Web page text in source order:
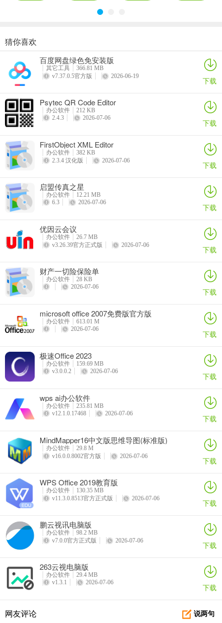
EXCEL必备工具箱
详情
启信宝
详情
procepool流程建模系统
恒源好用订单管理系统
猜你喜欢
百度网盘绿色免安装版
其它工具
366.81 MB
v7.37.0.5官方版
2026-06-19 下载
Psytec QR Code Editor
办公软件
212 KB
2.4.3
2026-07-06 下载
FirstObject XML Editor
办公软件
382 KB
2.3.4 汉化版
2026-07-06 下载
启盟传真之星
办公软件
12.21 MB
6.3
2026-07-06 下载
优因云会议
办公软件
26.7 MB
v3.26.39官方正式版
2026-07-06 下载
财产一切险保险单
办公软件
28 KB
2026-07-06
下载
microsoft office 2007免费版官方版
办公软件
613.01 M
2026-07-06
下载
极速Office 2023
办公软件
159.69 MB
v3.0.0.2
2026-07-06 下载
wps ai办公软件
办公软件
235.81 MB
v12.1.0.17468
2026-07-06 下载
MindMapper16中文版思维导图(标准版)
办公软件
29.8 M
v16.0.0.8002官方版
2026-07-06 下载
WPS Office 2019教育版
办公软件
130.35 MB
v11.3.0.8513官方正式版
2026-07-06 下载
鹏云视讯电脑版
办公软件
98.2 MB
v7.0.0官方正式版
2026-07-06 下载
263云视电脑版
办公软件
29.4 MB
v1.3.1
2026-07-06 下载
说两句
网友评论